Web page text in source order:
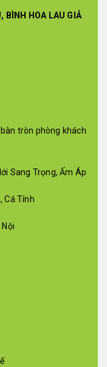
BÌNH HOA LAU GIẢ
tròn phòng khách
Sang Trọng, Ấm Áp
Cá Tính